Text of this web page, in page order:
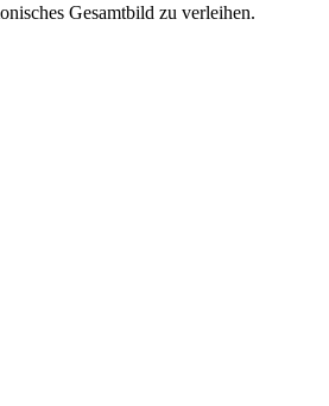
Gesamtbild zu verleihen.